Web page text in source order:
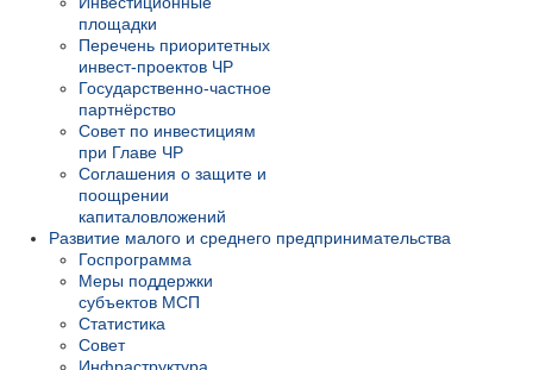
площадки
Перечень приоритетных
инвест-проектов ЧР
Государственно-частное
партнёрство
Совет по инвестициям
при Главе ЧР
Соглашения о защите и
поощрении
капиталовложений
Развитие малого и среднего предпринимательства
Госпрограмма
Меры поддержки
субъектов МСП
Статистика
Совет